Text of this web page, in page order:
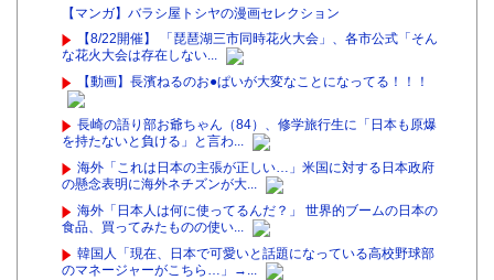
【マンガ】バラシ屋トシヤの漫画セレクション
【8/22開催】 「琵琶湖三市同時花火大会」、各市公式「そん
な花火大会は存在しない...
【動画】長濱ねるのお●ぱいが大変なことになってる！！！
長崎の語り部お爺ちゃん（84）、修学旅行生に「日本も原爆
を持たないと負ける」と言わ...
海外「これは日本の主張が正しい…」米国に対する日本政府
の懸念表明に海外ネチズンが大...
海外「日本人は何に使ってるんだ？」 世界的ブームの日本の
食品、買ってみたものの使い...
韓国人「現在、日本で可愛いと話題になっている高校野球部
のマネージャーがこちら…」→...